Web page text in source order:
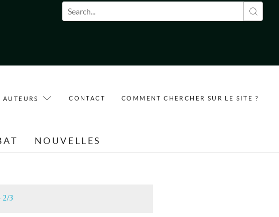
Formulaire de recherche
CONTACT COMMENT CHERCHER SUR LE SITE ?
NOUVELLES
2/3